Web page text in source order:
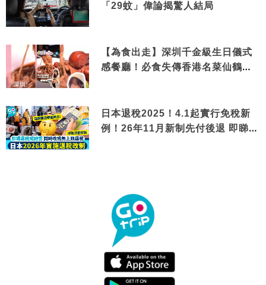
「29蚊」偉論揭驚人結局
【為食出走】深圳千金級生日儀式
感餐廳！必食失傳香港名菜仙鶴神
日本退稅2025！4.1起實行免稅新
例！26年11月新制先付後退 即睇步